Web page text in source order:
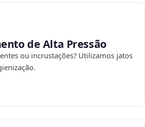
de Alta Pressão
ou incrustações? Utilizamos jatos